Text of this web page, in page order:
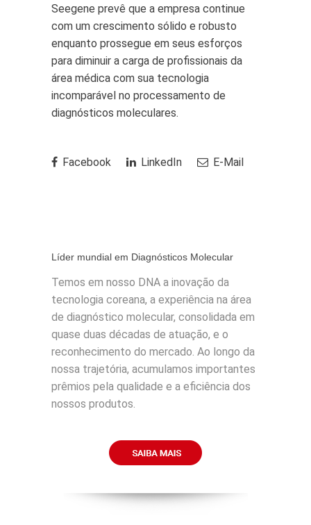
Seegene prevê que a empresa continue
com um crescimento sólido e robusto
enquanto prossegue em seus esforços
para diminuir a carga de profissionais da
área médica com sua tecnologia
incomparável no processamento de
diagnósticos moleculares.
Facebook LinkedIn E-Mail
Líder mundial em Diagnósticos Molecular
Temos em nosso DNA a inovação da
tecnologia coreana, a experiência na área
de diagnóstico molecular, consolidada em
quase duas décadas de atuação, e o
reconhecimento do mercado. Ao longo da
nossa trajetória, acumulamos importantes
prêmios pela qualidade e a eficiência dos
nossos produtos.